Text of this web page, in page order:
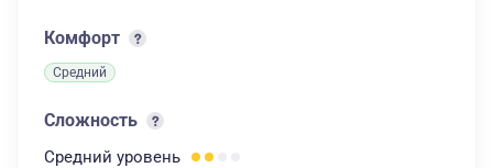
Комфорт
Средний
Сложность
Средний уровень